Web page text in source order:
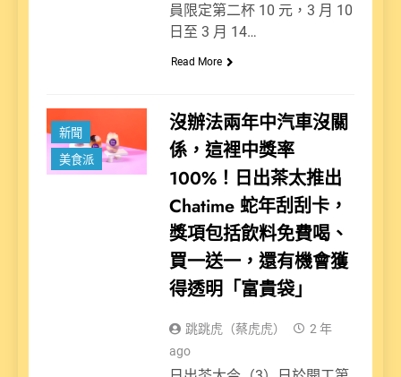
員限定第二杯 10 元，3 月 10
日至 3 月 14…
Read More
新聞
美食派
沒辦法兩年中汽車沒關
係，這裡中獎率
100%！日出茶太推出
Chatime 蛇年刮刮卡，
獎項包括飲料免費喝、
買一送一，還有機會獲
得透明「富貴袋」
跳跳虎（蔡虎虎）
2 年
ago